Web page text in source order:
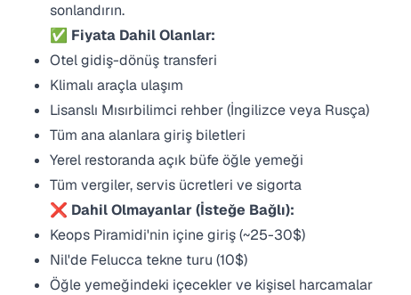
sonlandırın.
✅ Fiyata Dahil Olanlar:
Otel gidiş-dönüş transferi
Klimalı araçla ulaşım
Lisanslı Mısırbilimci rehber (İngilizce veya Rusça)
Tüm ana alanlara giriş biletleri
Yerel restoranda açık büfe öğle yemeği
Tüm vergiler, servis ücretleri ve sigorta
❌ Dahil Olmayanlar (İsteğe Bağlı):
Keops Piramidi'nin içine giriş (~25-30$)
Nil'de Felucca tekne turu (10$)
Öğle yemeğindeki içecekler ve kişisel harcamalar